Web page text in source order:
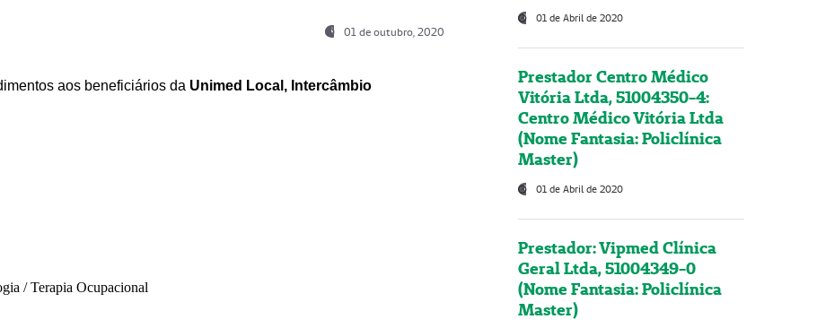
01 de outubro, 2020
aos beneficiários da Unimed Local, Intercâmbio
/ Terapia Ocupacional
01 de Abril de 2020
Prestador Centro Médico
Vitória Ltda, 51004350-4:
Centro Médico Vitória Ltda
(Nome Fantasia: Policlínica
Master)
01 de Abril de 2020
Prestador: Vipmed Clínica
Geral Ltda, 51004349-0
(Nome Fantasia: Policlínica
Master)